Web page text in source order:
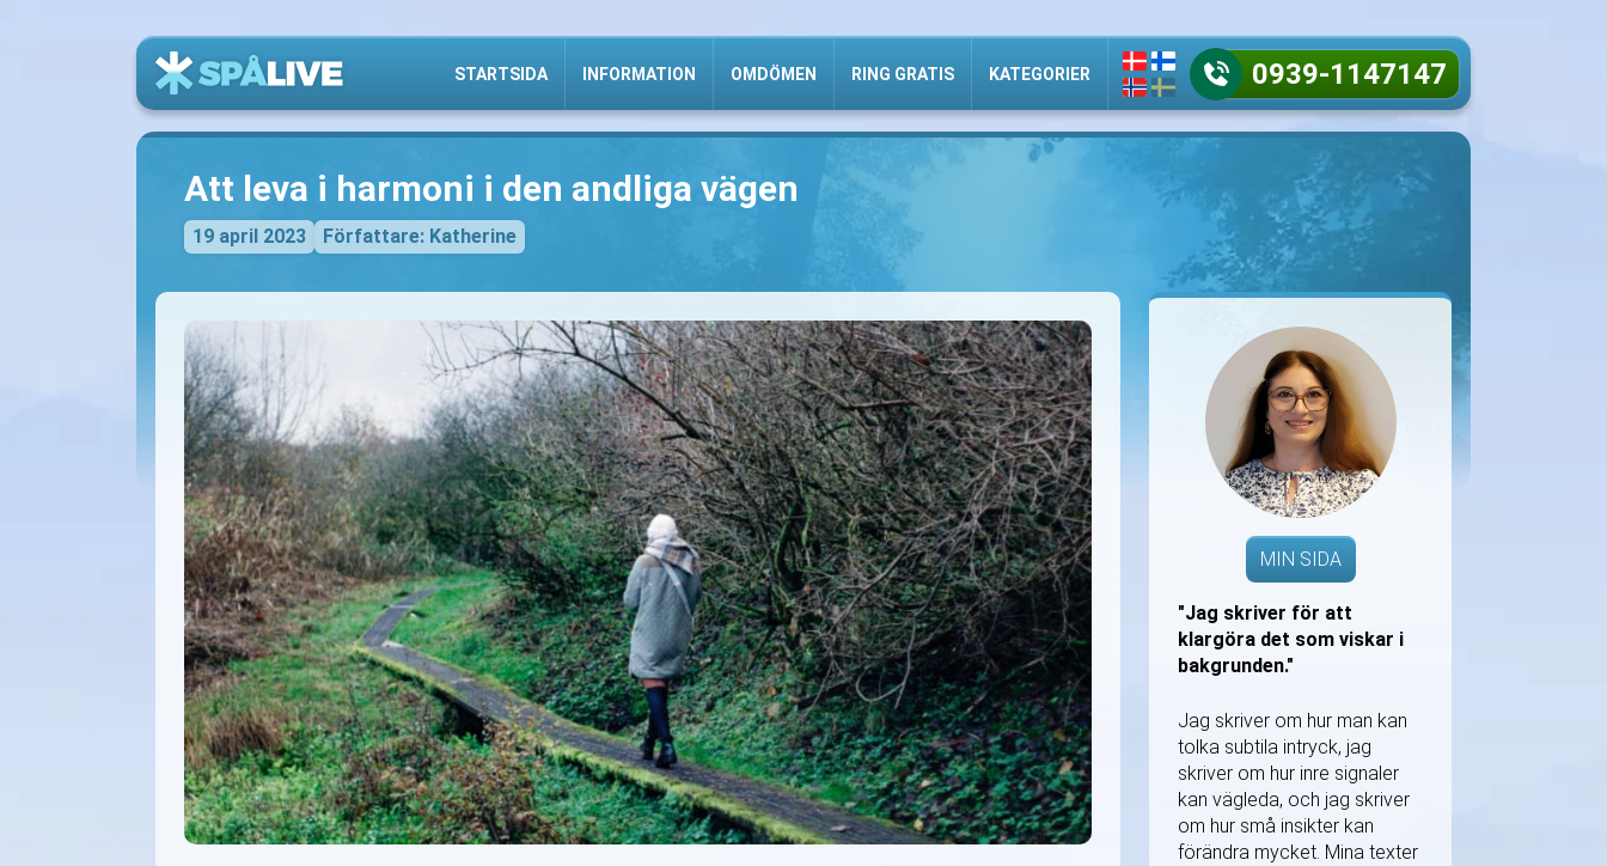
STARTSIDA INFORMATION OMDÖMEN RING GRATIS KATEGORIER 0939-1147147
Att leva i harmoni i den andliga vägen
19 april 2023 Författare: Katherine
MIN SIDA
"Jag skriver för att
klargöra det som viskar i
bakgrunden."
Jag skriver om hur man kan
tolka subtila intryck, jag
skriver om hur inre signaler
kan vägleda, och jag skriver
om hur små insikter kan
förändra mycket. Mina texter